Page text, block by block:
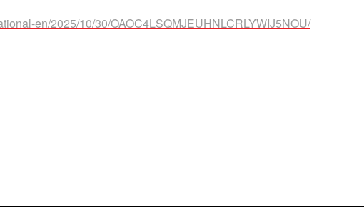
en/2025/10/30/OAOC4LSQMJEUHNLCRLYWIJ5NOU/